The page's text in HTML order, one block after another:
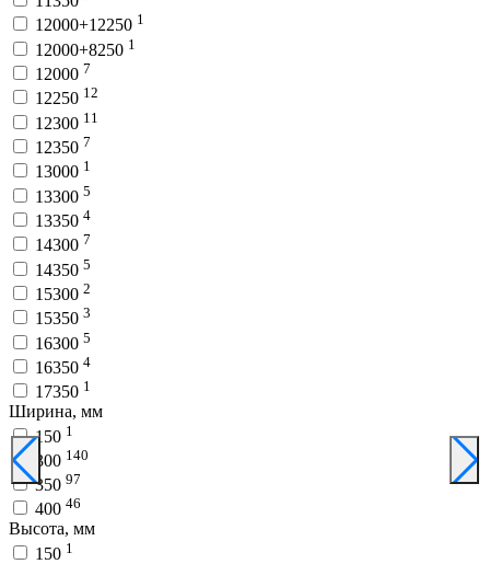
12000+12250 1
12000+8250 1
12000 7
12250 12
12300 11
12350 7
13000 1
13300 5
13350 4
14300 7
14350 5
15300 2
15350 3
16300 5
16350 4
17350 1
Ширина, мм
150 1
300 140
350 97
400 46
Высота, мм
150 1